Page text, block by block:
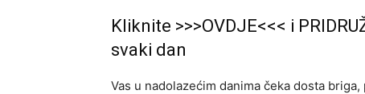
Kliknite >>>OVDJE<<< i
svaki dan
Vas u nadolazećim danima čeka dosta